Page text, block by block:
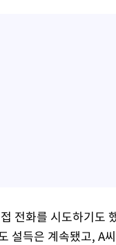
전화를 시도하기도
설득은 계속됐고, A